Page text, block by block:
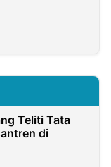
Teliti Tata
di